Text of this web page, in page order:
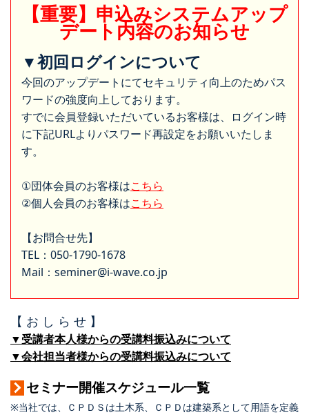
【重要】申込みシステムアップ
デート内容のお知らせ
▼初回ログインについて
今回のアップデートにてセキュリティ向上のためパス
ワードの強度向上しております。
すでに会員登録いただいているお客様は、ログイン時
に下記URLよりパスワード再設定をお願いいたしま
す。
①団体会員のお客様はこちら
②個人会員のお客様はこちら
【お問合せ先】
TEL：050-1790-1678
Mail：seminer@i-wave.co.jp
【 お し ら せ 】
▼受講者本人様からの受講料振込みについて
▼会社担当者様からの受講料振込みについて
セミナー開催スケジュール一覧
※当社では、ＣＰＤＳは土木系、ＣＰＤは建築系として用語を定義